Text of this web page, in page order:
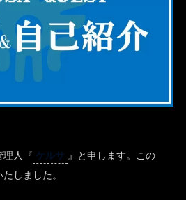
理人『 ケルサ 』と申します。この
しました。